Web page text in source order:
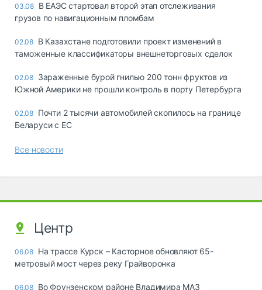
03.08 В ЕАЭС стартовал второй этап отслеживания
грузов по навигационным пломбам
02.08 В Казахстане подготовили проект изменений в
таможенные классификаторы внешнеторговых сделок
02.08 Зараженные бурой гнилью 200 тонн фруктов из
Южной Америки не прошли контроль в порту Петербурга
02.08 Почти 2 тысячи автомобилей скопилось на границе
Беларуси с ЕС
Все новости
Центр
06.08 На трассе Курск – Касторное обновляют 65-
метровый мост через реку Грайворонка
06.08 Во Фрунзенском районе Владимира МАЗ